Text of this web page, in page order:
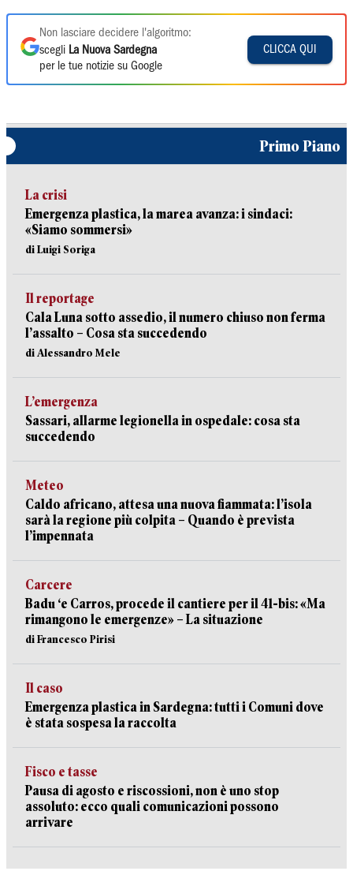
Non lasciare decidere l'algoritmo:
scegli La Nuova Sardegna
per le tue notizie su Google
CLICCA QUI
Primo Piano
La crisi
Emergenza plastica, la marea avanza: i sindaci:
«Siamo sommersi»
di Luigi Soriga
Il reportage
Cala Luna sotto assedio, il numero chiuso non ferma
l’assalto – Cosa sta succedendo
di Alessandro Mele
L’emergenza
Sassari, allarme legionella in ospedale: cosa sta
succedendo
Meteo
Caldo africano, attesa una nuova fiammata: l’isola
sarà la regione più colpita – Quando è prevista
l’impennata
Carcere
Badu ‘e Carros, procede il cantiere per il 41-bis: «Ma
rimangono le emergenze» – La situazione
di Francesco Pirisi
Il caso
Emergenza plastica in Sardegna: tutti i Comuni dove
è stata sospesa la raccolta
Fisco e tasse
Pausa di agosto e riscossioni, non è uno stop
assoluto: ecco quali comunicazioni possono
arrivare